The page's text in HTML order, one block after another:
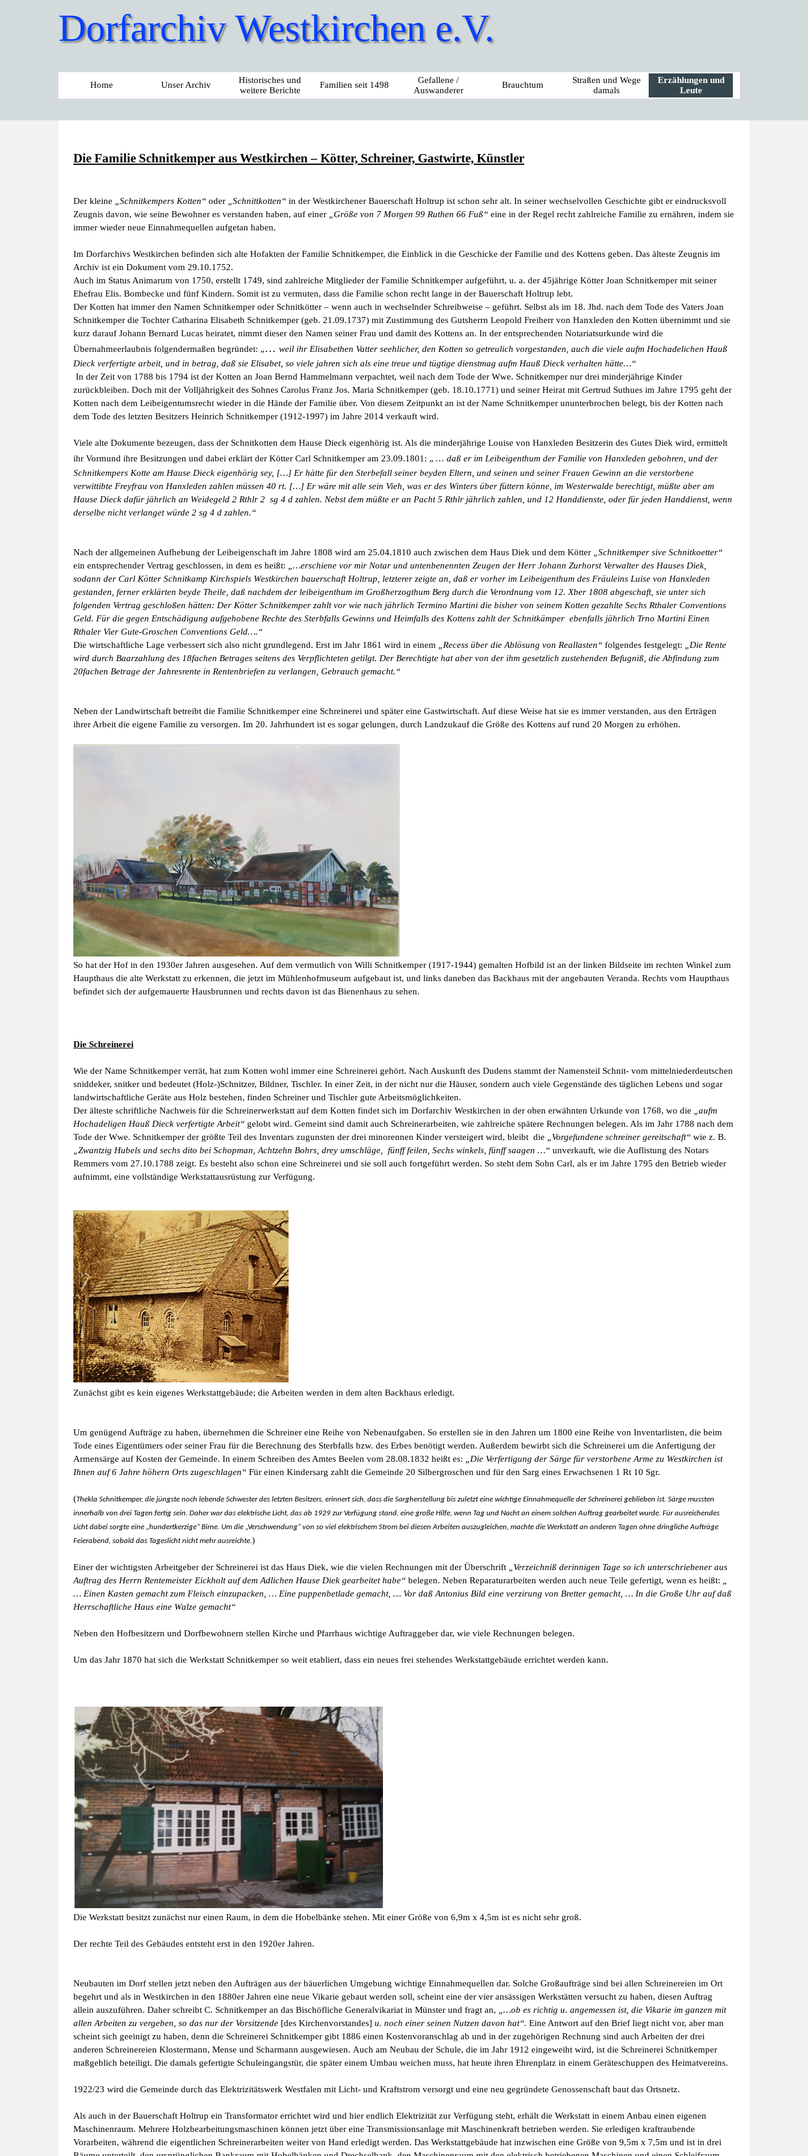
Home Unser Archiv
Historisches und
weitere Berichte
Familien seit 1498
Gefallene /
Auswanderer
Brauchtum
Straßen und Wege
damals
Erzählungen und
Leute
Dorfarchiv Westkirchen e.V.
Die Familie Schnitkemper aus Westkirchen – Kötter, Schreiner, Gastwirte, Künstler
Der kleine „Schnitkempers Kotten“ oder „Schnittkotten“ in der Westkirchener Bauerschaft Holtrup ist schon sehr alt. In seiner wechselvollen Geschichte gibt er eindrucksvoll
Zeugnis davon, wie seine Bewohner es verstanden haben, auf einer
„Größe von 7 Morgen 99 Ruthen 66 Fuß“ eine in der Regel recht zahlreiche Familie zu ernähren, indem sie
immer wieder neue Einnahmequellen aufgetan haben.
Im Dorfarchivs Westkirchen befinden sich alte Hofakten der Familie Schnitkemper, die Einblick in die Geschicke der Familie und des Kottens geben. Das älteste Zeugnis im
Archiv ist ein Dokument vom 29.10.1752.
Auch im Status Animarum von 1750, erstellt 1749, sind zahlreiche Mitglieder der Familie Schnitkemper aufgeführt, u. a. der 45jährige Kötter Joan Schnitkemper mit seiner
Ehefrau Elis. Bombecke und fünf Kindern. Somit ist zu vermuten, dass die Familie schon recht lange in der Bauerschaft Holtrup lebt.
Der Kotten hat immer den Namen Schnitkemper oder Schnitkötter – wenn auch in wechselnder Schreibweise – geführt. Selbst als im 18. Jhd. nach dem Tode des Vaters Joan
Schnitkemper die Tochter Catharina Elisabeth Schnitkemper (geb. 21.09.1737) mit Zustimmung des Gutsherrn Leopold Freiherr von Hanxleden den Kotten übernimmt und sie
kurz darauf Johann Bernard Lucas heiratet, nimmt dieser den Namen seiner Frau und damit des Kottens an. In der entsprechenden Notariatsurkunde wird die
Übernahmeerlaubnis folgendermaßen begründet: „… weil ihr Elisabethen Vatter seehlicher, den Kotten so getreulich vorgestanden, auch die viele aufm Hochadelichen Hauß
Dieck verfertigte arbeit, und in betrag, daß sie Elisabet, so viele jahren sich als eine treue und tügtige dienstmag aufm Hauß Dieck verhalten hätte…“
In der Zeit von 1788 bis 1794 ist der Kotten an Joan Bernd Hammelmann verpachtet, weil nach dem Tode der Wwe. Schnitkemper nur drei minderjährige Kinder
zurückbleiben. Doch mit der Volljährigkeit des Sohnes Carolus Franz Jos. Maria Schnitkemper (geb. 18.10.1771) und seiner Heirat mit Gertrud Suthues im Jahre 1795 geht der
Kotten nach dem Leibeigentumsrecht wieder in die Hände der Familie über. Von diesem Zeitpunkt an ist der Name Schnitkemper ununterbrochen belegt, bis der Kotten nach
dem Tode des letzten Besitzers Heinrich Schnitkemper (1912-1997) im Jahre 2014 verkauft wird.
Viele alte Dokumente bezeugen, dass der Schnitkotten dem Hause Dieck eigenhörig ist. Als die minderjährige Louise von Hanxleden Besitzerin des Gutes Diek wird, ermittelt
ihr Vormund ihre Besitzungen und dabei erklärt der Kötter Carl Schnitkemper am 23.09.1801: „ … daß er im Leibeigenthum der Familie von Hanxleden gebohren, und der
Schnitkempers Kotte am Hause Dieck eigenhörig sey, […] Er hätte für den Sterbefall seiner beyden Eltern, und seinen und seiner Frauen Gewinn an die verstorbene
verwittibte Freyfrau von Hanxleden zahlen müssen 40 rt. […] Er wäre mit alle sein Vieh, was er des Winters über füttern könne, im Westerwalde berechtigt, müßte aber am
Hause Dieck dafür jährlich an Weidegeld 2 Rthlr 2 sg 4 d zahlen. Nebst dem müßte er an Pacht 5 Rthlr jährlich zahlen, und 12 Handdienste, oder für jeden Handdienst, wenn
derselbe nicht verlanget würde 2 sg 4 d zahlen.“
Nach der allgemeinen Aufhebung der Leibeigenschaft im Jahre 1808 wird am 25.04.1810 auch zwischen dem Haus Diek und dem Kötter
„Schnitkemper sive Schnitkoetter“
ein entsprechender Vertrag geschlossen, in dem es heißt:
„…erschiene vor mir Notar und untenbenennten Zeugen der Herr Johann Zurhorst Verwalter des Hauses Diek,
sodann der Carl Kötter Schnitkamp Kirchspiels Westkirchen bauerschaft Holtrup, letzterer zeigte an, daß er vorher im Leibeigenthum des Fräuleins Luise von Hanxleden
gestanden, ferner erklärten beyde Theile, daß nachdem der leibeigenthum im Großherzogthum Berg durch die Verordnung vom 12. Xber 1808 abgeschaft, sie unter sich
folgenden Vertrag geschloßen hätten: Der Kötter Schnitkemper zahlt vor wie nach jährlich Termino Martini die bisher von seinem Kotten gezahlte Sechs Rthaler Conventions
Geld. Für die gegen Entschädigung aufgehobene Rechte des Sterbfalls Gewinns und Heimfalls des Kottens zahlt der Schnitkämper ebenfalls jährlich Trno Martini Einen
Rthaler Vier Gute-Groschen Conventions Geld….“
Die wirtschaftliche Lage verbessert sich also nicht grundlegend. Erst im Jahr 1861 wird in einem
„Recess über die Ablösung von Reallasten“ folgendes festgelegt:
„Die Rente
wird durch Baarzahlung des 18fachen Betrages seitens des Verpflichteten getilgt. Der Berechtigte hat aber von der ihm gesetzlich zustehenden Befugniß, die Abfindung zum
20fachen Betrage der Jahresrente in Rentenbriefen zu verlangen, Gebrauch gemacht.“
Neben der Landwirtschaft betreibt die Familie Schnitkemper eine Schreinerei und später eine Gastwirtschaft. Auf diese Weise hat sie es immer verstanden, aus den Erträgen
ihrer Arbeit die eigene Familie zu versorgen. Im 20. Jahrhundert ist es sogar gelungen, durch Landzukauf die Größe des Kottens auf rund 20 Morgen zu erhöhen.
So hat der Hof in den 1930er Jahren ausgesehen. Auf dem vermutlich von Willi Schnitkemper (1917-1944) gemalten Hofbild ist an der linken Bildseite im rechten Winkel zum
Haupthaus die alte Werkstatt zu erkennen, die jetzt im Mühlenhofmuseum aufgebaut ist, und links daneben das Backhaus mit der angebauten Veranda. Rechts vom Haupthaus
befindet sich der aufgemauerte Hausbrunnen und rechts davon ist das Bienenhaus zu sehen.
Die Schreinerei
Wie der Name Schnitkemper verrät, hat zum Kotten wohl immer eine Schreinerei gehört. Nach Auskunft des Dudens stammt der Namensteil Schnit- vom mittelniederdeutschen
sniddeker, snitker und bedeutet (Holz-)Schnitzer, Bildner, Tischler. In einer Zeit, in der nicht nur die Häuser, sondern auch viele Gegenstände des täglichen Lebens und sogar
landwirtschaftliche Geräte aus Holz bestehen, finden Schreiner und Tischler gute Arbeitsmöglichkeiten.
Der älteste schriftliche Nachweis für die Schreinerwerkstatt auf dem Kotten findet sich im Dorfarchiv Westkirchen in der oben erwähnten Urkunde von 1768, wo die
„aufm
Hochadeligen Hauß Dieck verfertigte Arbeit“ gelobt wird. Gemeint sind damit auch Schreinerarbeiten, wie zahlreiche spätere Rechnungen belegen. Als im Jahr 1788 nach dem
Tode der Wwe. Schnitkemper der größte Teil des Inventars zugunsten der drei minorennen Kinder versteigert wird, bleibt die
„Vorgefundene schreiner gereitschaft“ wie z. B.
„Zwantzig Hubels und sechs dito bei Schopman, Achtzehn Bohrs, drey umschläge, fünff feilen, Sechs winkels, fünff saagen …“ unverkauft, wie die Auflistung des Notars
Remmers vom 27.10.1788 zeigt. Es besteht also schon eine Schreinerei und sie soll auch fortgeführt werden. So steht dem Sohn Carl, als er im Jahre 1795 den Betrieb wieder
aufnimmt, eine vollständige Werkstattausrüstung zur Verfügung.
Zunächst gibt es kein eigenes Werkstattgebäude; die Arbeiten werden in dem alten Backhaus erledigt.
Um genügend Aufträge zu haben, übernehmen die Schreiner eine Reihe von Nebenaufgaben. So erstellen sie in den Jahren um 1800 eine Reihe von Inventarlisten, die beim
Tode eines Eigentümers oder seiner Frau für die Berechnung des Sterbfalls bzw. des Erbes benötigt werden. Außerdem bewirbt sich die Schreinerei um die Anfertigung der
Armensärge auf Kosten der Gemeinde. In einem Schreiben des Amtes Beelen vom 28.08.1832 heißt es:
„Die Verfertigung der Särge für verstorbene Arme zu Westkirchen ist
Ihnen auf 6 Jahre höhern Orts zugeschlagen“ Für einen Kindersarg zahlt die Gemeinde 20 Silbergroschen und für den Sarg eines Erwachsenen 1 Rt 10 Sgr.
(Thekla Schnitkemper, die jüngste noch lebende Schwester des letzten Besitzers, erinnert sich, dass die Sargherstellung bis zuletzt eine wichtige Einnahmequelle der Schreinerei geblieben ist. Särge mussten
innerhalb von drei Tagen fertig sein. Daher war das elektrische Licht, das ab 1929 zur Verfügung stand, eine große Hilfe, wenn Tag und Nacht an einem solchen Auftrag gearbeitet wurde. Für ausreichendes
Licht dabei sorgte eine „hundertkerzige“ Birne. Um die „Verschwendung“ von so viel elektrischem Strom bei diesen Arbeiten auszugleichen, machte die Werkstatt an anderen Tagen ohne dringliche Aufträge
Feierabend, sobald das Tageslicht nicht mehr ausreichte.)
Einer der wichtigsten Arbeitgeber der Schreinerei ist das Haus Diek, wie die vielen Rechnungen mit der Überschrift
„Verzeichniß derinnigen Tage so ich unterschriebener aus
Auftrag des Herrn Rentemeister Eickholt auf dem Adlichen Hause Diek gearbeitet habe“ belegen. Neben Reparaturarbeiten werden auch neue Teile gefertigt, wenn es heißt:
… Einen Kasten gemacht zum Fleisch einzupacken, … Eine puppenbetlade gemacht, … Vor daß Antonius Bild eine verzirung von Bretter gemacht, … In die Große Uhr auf daß
Herrschaftliche Haus eine Walze gemacht“
Neben den Hofbesitzern und Dorfbewohnern stellen Kirche und Pfarrhaus wichtige Auftraggeber dar, wie viele Rechnungen belegen.
Um das Jahr 1870 hat sich die Werkstatt Schnitkemper so weit etabliert, dass ein neues frei stehendes Werkstattgebäude errichtet werden kann.
Die Werkstatt besitzt zunächst nur einen Raum, in dem die Hobelbänke stehen. Mit einer Größe von 6,9m x 4,5m ist es nicht sehr groß.
Der rechte Teil des Gebäudes entsteht erst in den 1920er Jahren.
Neubauten im Dorf stellen jetzt neben den Aufträgen aus der bäuerlichen Umgebung wichtige Einnahmequellen dar. Solche Großaufträge sind bei allen Schreinereien im Ort
begehrt und als in Westkirchen in den 1880er Jahren eine neue Vikarie gebaut werden soll, scheint eine der vier ansässigen Werkstätten versucht zu haben, diesen Auftrag
allein auszuführen. Daher schreibt C. Schnitkemper an das Bischöfliche Generalvikariat in Münster und fragt an, „…ob es richtig u. angemessen ist, die Vikarie im ganzen mit
allen Arbeiten zu vergeben, so das nur der Vorsitzende [des Kirchenvorstandes] u. noch einer seinen Nutzen davon hat“. Eine Antwort auf den Brief liegt nicht vor, aber man
scheint sich geeinigt zu haben, denn die Schreinerei Schnitkemper gibt 1886 einen Kostenvoranschlag ab und in der zugehörigen Rechnung sind auch Arbeiten der drei
anderen Schreinereien Klostermann, Mense und Scharmann ausgewiesen. Auch am Neubau der Schule, die im Jahr 1912 eingeweiht wird, ist die Schreinerei Schnitkemper
maßgeblich beteiligt. Die damals gefertigte Schuleingangstür, die später einem Umbau weichen muss, hat heute ihren Ehrenplatz in einem Geräteschuppen des Heimatvereins.
1922/23 wird die Gemeinde durch das Elektrizitätswerk Westfalen mit Licht- und Kraftstrom versorgt und eine neu gegründete Genossenschaft baut das Ortsnetz.
Als auch in der Bauerschaft Holtrup ein Transformator errichtet wird und hier endlich Elektrizität zur Verfügung steht, erhält die Werkstatt in einem Anbau einen eigenen
Maschinenraum. Mehrere Holzbearbeitungsmaschinen können jetzt über eine Transmissionsanlage mit Maschinenkraft betrieben werden. Sie erledigen kraftraubende
Vorarbeiten, während die eigentlichen Schreinerarbeiten weiter von Hand erledigt werden. Das Werkstattgebäude hat inzwischen eine Größe von 9,5m x 7,5m und ist in drei